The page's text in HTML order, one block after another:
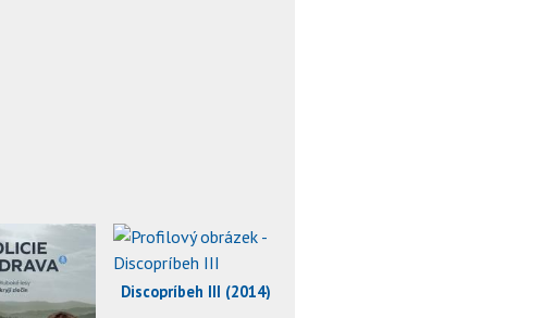
Discopríbeh III (2014)